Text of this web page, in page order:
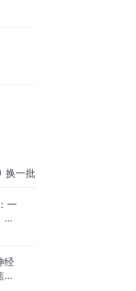
换一批
一
情
经
虑